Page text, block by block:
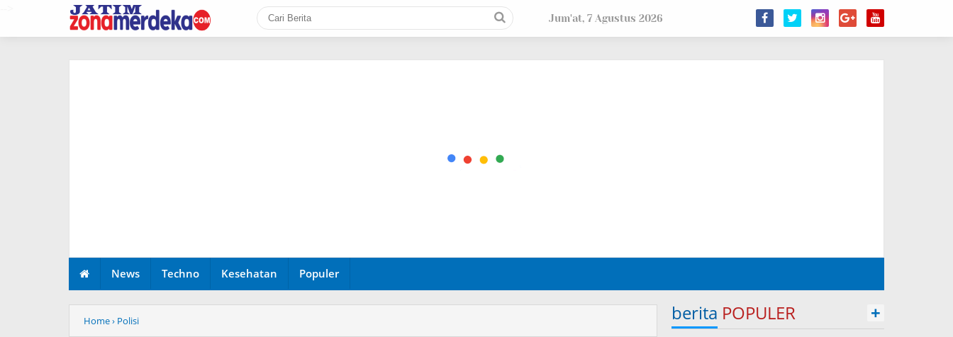
Jum'at, 7 Agustus 2026
News Techno Kesehatan Populer
Home› Polisi berita POPULER +